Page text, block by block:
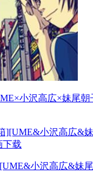
小沢高広×妹尾朝
小沢高広&妹